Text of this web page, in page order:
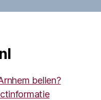
bellen?